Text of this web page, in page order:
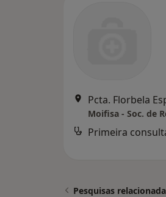
Pcta. Florbela
Moifisa - Soc. de
Pesquisas